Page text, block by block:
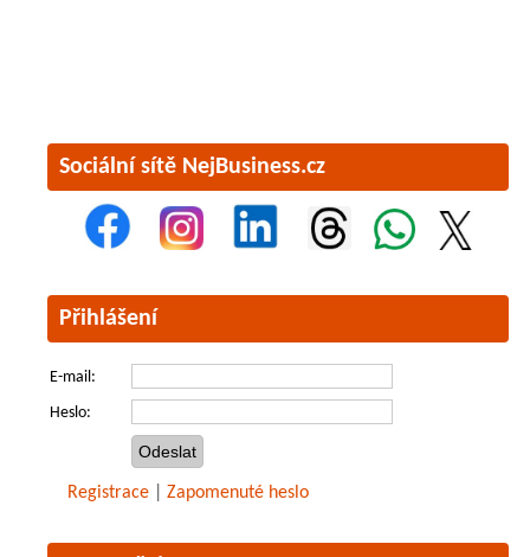
Sociální sítě NejBusiness.cz
Přihlášení
E-mail:
Heslo:
Registrace Zapomenuté heslo